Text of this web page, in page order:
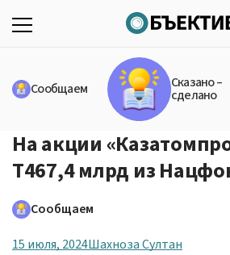
Сообщаем Сказано –
сделано
На акции
Т467,4 млрд из
Сообщаем
15 июля, 2024Шахноза Султан